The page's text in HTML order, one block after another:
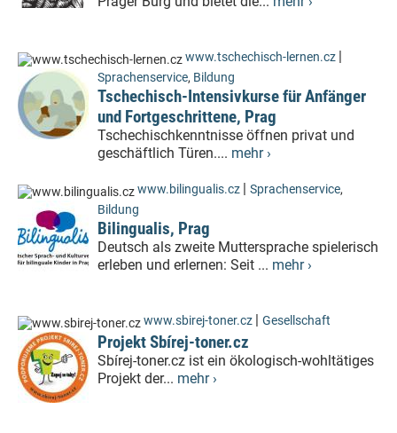
www.tschechisch-lernen.cz |
Sprachenservice, Bildung
Tschechisch-Intensivkurse für Anfänger
und Fortgeschrittene, Prag
Tschechischkenntnisse öffnen privat und
geschäftlich Türen.... mehr ›
www.bilingualis.cz | Sprachenservice,
Bildung
Bilingualis, Prag
Deutsch als zweite Muttersprache spielerisch
erleben und erlernen: Seit ... mehr ›
www.sbirej-toner.cz | Gesellschaft
Projekt Sbírej-toner.cz
Sbírej-toner.cz ist ein ökologisch-wohltätiges
Projekt der... mehr ›